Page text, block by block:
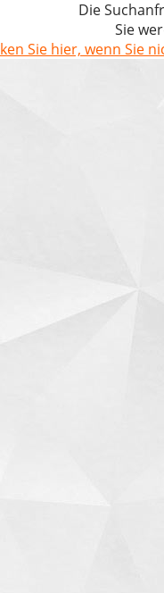
Die
Sie
Sie hier, wenn Sie